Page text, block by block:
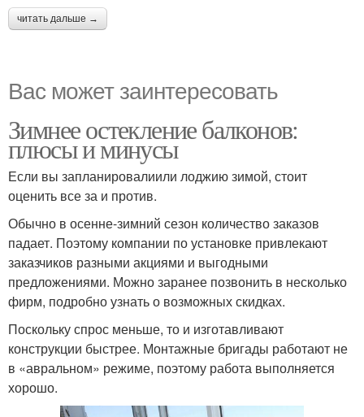
читать дальше →
Вас может заинтересовать
Зимнее остекление балконов:
плюсы и минусы
Если вы запланировалиили лоджию зимой, стоит
оценить все за и против.
Обычно в осенне-зимний сезон количество заказов
падает. Поэтому компании по установке привлекают
заказчиков разными акциями и выгодными
предложениями. Можно заранее позвонить в несколько
фирм, подробно узнать о возможных скидках.
Поскольку спрос меньше, то и изготавливают
конструкции быстрее. Монтажные бригады работают не
в «авральном» режиме, поэтому работа выполняется
хорошо.